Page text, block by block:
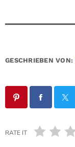
GESCHRIEBEN VON:
RATE IT